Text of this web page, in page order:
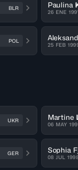
BLR Paulina
26 ENE
POL
25 FEB
UKR Martine
06 MAY
GER Sophia
08 JUL